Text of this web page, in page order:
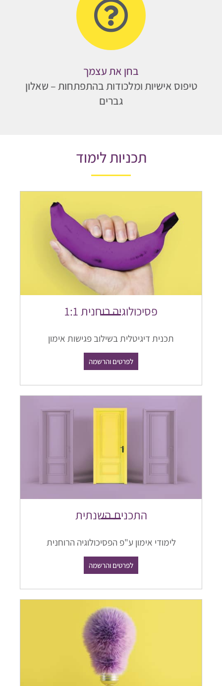
בחן את עצמך
טיפוס אישיות ומלכודות בהתפתחות – שאלון
גברים
תכניות לימוד
פסיכולוגיה רוחנית 1:1
תכנית דיגיטלית בשילוב פגישות אימון
לפרטים והרשמה
התכנית השנתית
לימודי אימון ע"פ הפסיכולוגיה הרוחנית
לפרטים והרשמה